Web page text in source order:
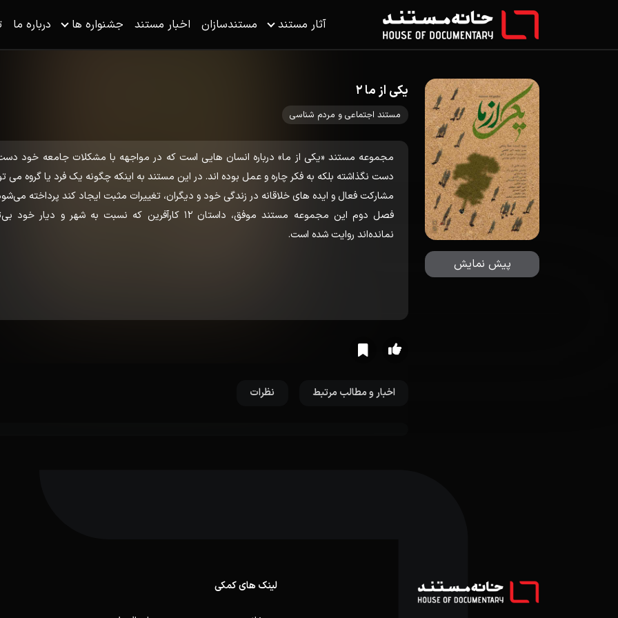
آثار مستند مستندسازان اخبار مستند جشنواره ها درباره ما
پیش نمایش
یکی از ما 2
مستند اجتماعی و مردم شناسی
مجموعه مستند «یکی از ما» درباره انسان هایی است که در مواجهه با مشکلات جامعه خود
دست نگذاشته بلکه به فکر چاره و عمل بوده اند. در این مستند به اینکه چگونه یک فرد یا گروه می
مشارکت فعال و ایده های خلاقانه در زندگی خود و دیگران، تغییرات مثبت ایجاد کند پرداخته
فصل دوم این مجموعه مستند موفق، داستان 12 کارآفرین که نسبت به شهر و دیار
نمانده‌اند روایت شده است.
اخبار و مطالب مرتبط نظرات
لینک های کمکی